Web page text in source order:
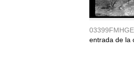
entrada de la